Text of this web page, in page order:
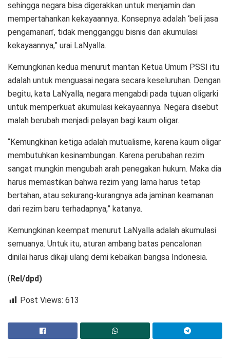
sehingga negara bisa digerakkan untuk menjamin dan
mempertahankan kekayaannya. Konsepnya adalah ‘beli jasa
pengamanan’, tidak mengganggu bisnis dan akumulasi
kekayaannya,” urai LaNyalla.
Kemungkinan kedua menurut mantan Ketua Umum PSSI itu
adalah untuk menguasai negara secara keseluruhan. Dengan
begitu, kata LaNyalla, negara mengabdi pada tujuan oligarki
untuk memperkuat akumulasi kekayaannya. Negara disebut
malah berubah menjadi pelayan bagi kaum oligar.
“Kemungkinan ketiga adalah mutualisme, karena kaum oligar
membutuhkan kesinambungan. Karena perubahan rezim
sangat mungkin mengubah arah penegakan hukum. Maka dia
harus memastikan bahwa rezim yang lama harus tetap
bertahan, atau sekurang-kurangnya ada jaminan keamanan
dari rezim baru terhadapnya,” katanya.
Kemungkinan keempat menurut LaNyalla adalah akumulasi
semuanya. Untuk itu, aturan ambang batas pencalonan
dinilai harus dikaji ulang demi kebaikan bangsa Indonesia.
( Rel/dpd)
Post Views: 613